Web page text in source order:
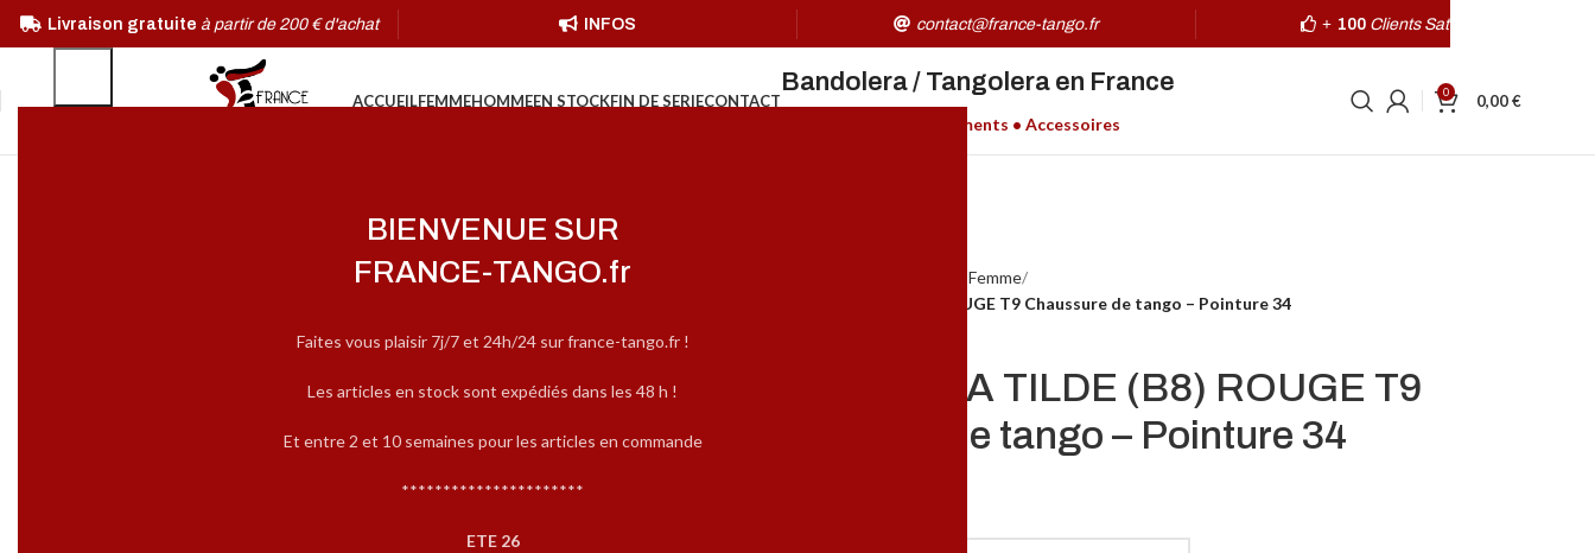
BIENVENUE SUR
FRANCE-TANGO.fr
Faites vous plaisir 7j/7 et 24h/24 sur france-tango.fr !
Les articles en stock sont expédiés dans les 48 h !
Et entre 2 et 10 semaines pour les articles en commande
**********************
ETE 26
ACCUEILFEMMEHOMMEEN STOCKFIN DE SERIECONTACT
Bandolera / Tangolera en France
Chaussures H/F • Vêtements • Accessoires
0 0,00€
Tangolera Femme
TANGOLERA TILDE (B8) ROUGE T9 Chaussure de tango – Pointure 34
TANGOLERA TILDE (B8) ROUGE T9
Chaussure de tango – Pointure 34
Livraison gratuite à partir de 200 € d'achat INFOS contact@france-tango.fr + 100 Clients Satisfaits